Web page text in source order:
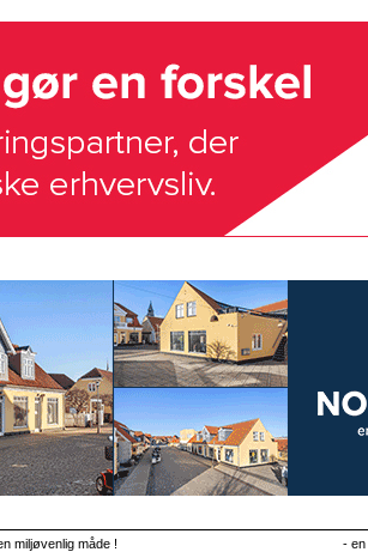
miljøvenlig måde ! - en